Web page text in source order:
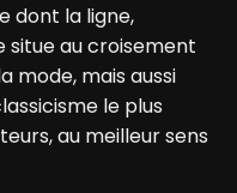
dont la ligne,
situe au croisement
mode, mais aussi
le plus
au meilleur sens